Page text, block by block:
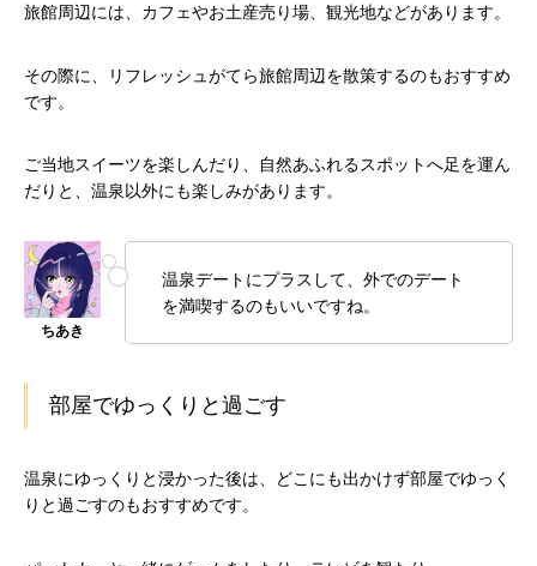
旅館周辺には、カフェやお土産売り場、観光地などがあります。
その際に、リフレッシュがてら旅館周辺を散策するのもおすすめ
です。
ご当地スイーツを楽しんだり、自然あふれるスポットへ足を運ん
だりと、温泉以外にも楽しみがあります。
温泉デートにプラスして、外でのデート
を満喫するのもいいですね。
部屋でゆっくりと過ごす
温泉にゆっくりと浸かった後は、どこにも出かけず部屋でゆっく
りと過ごすのもおすすめです。